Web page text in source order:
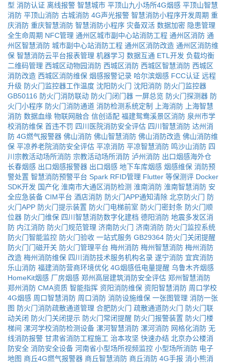
型 消防认证 离线报警 智慧城市 平顶山九小场所4G烟感 平顶山智慧
消防 平顶山消防 古城消防 4G声光报警 智慧消防小程序开发周期 重
庆消防 重庆智慧消防 智慧消防小程序 灾备双活 数据加密 隐患管理
全生命周期 NFC管理 通州区城市副中心站消防工程 通州区消防 通
州区智慧消防 城市副中心站消防工程 通州区消防改造 通州区消防维
保 智慧消防云平台报表管理 机器学习 数据互通 ETL开发 负载均衡
二维码管理 西城区动物园消防 西城区消防 西城区智慧消防 西城区
消防改造 西城区消防维保 烟感报警记录 哈尔滨烟感 FCC认证 远程
升级 防火门监控器工作温度 沈阳防火门 沈阳消防 防火门监控器
GB50116 防火门消防联动 防火门闭门器 一屏总览 防火门探测器 防
火门小程序 防火门消防通道 消防检测系统定制 上海消防
上海智慧
消防 数据血缘 物联网融合 信创适配 福建鸳鸯溪景区消防 泉州市学
校消防维保 首违不罚 四川医院消防安全评估 四川智慧消防 达州消
防 4G燃气报警器 佛山消防 佛山智慧消防 佛山消防改造 佛山消防维
保 平凉养老院消防安全评估 平凉消防 平凉智慧消防 鸣沙山消防 四
川宗教活动场所消防 宗教活动场所消防 泸州消防 出口烟感海外仓
长春烟感 出口烟感报警器 出口烟感 地下车库烟感 烟感维保 消防预
警处置 智慧消防预警平台 Spark RFID管理 Flutter 等保测评 Docker
SDK开发 国产化 淮南市大通区消防检测 淮南消防 淮南智慧消防 安
全应急装备 CIM平台 酒店消防 防火门APP通知清除 北京防火门 防
火门APP 防火门提示装置 防火门电梯前室 防火门密封条 防火门顺
位器 防火门维保 四川智慧消防数字化建档 德阳消防 地震多发区消
防 内江消防 防火门规范管理 济南防火门 济南消防 防火门监控系统
防火门智能监控 防火门验收 一站式服务 GB29364 防火门关闭提醒
防火门门磁开关 防火门管理平台 梅州消防 梅州智慧消防 梅州消防
改造 梅州消防维保 四川消防技术服务机构名录 遂宁消防 宜宾消防
乐山消防 福建消防营商环境优化 4G烟感低电量提醒 乌鲁木齐烟感
HomeKit烟感 厂房烟感 郑州高层建筑消防安全评估 郑州智慧消防
郑州消防 CMA资质 智能指挥 资阳消防维保 资阳智慧消防 周口学校
4G烟感 周口智慧消防 周口消防 消防设施维保 一张图管理 消防一张
图 防火门消防疏散通道管理 合肥防火门 疏散通道防火门 防火门联
动关闭 防火门关闭提示 防火门常闭提醒 防火门报警装置 防火门楼
梯间 漯河学校消防检测设备 漯河智慧消防 漯河消防 网格化消防 无
线消防报警 甘肃省消防工程施工 治本攻坚 快速办结 北京办公楼消
防安全 消防安全设备 河南省小型场所视频监控 小型场所消防 电子
地图 商丘4G燃气报警器 商丘智慧消防 商丘消防 4G手报 消小熊消